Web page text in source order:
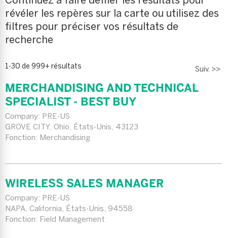
révéler les repères sur la carte ou utilisez des
filtres pour préciser vos résultats de
recherche
1-30 de 999+ résultats Suiv. >>
MERCHANDISING AND TECHNICAL
SPECIALIST - BEST BUY
Company: PRE-US
GROVE CITY, Ohio, États-Unis, 43123
Fonction: Merchandising
WIRELESS SALES MANAGER
Company: PRE-US
NAPA, California, États-Unis, 94558
Fonction: Field Management